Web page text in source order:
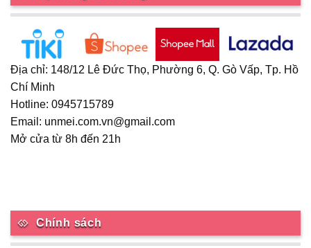
Địa chỉ: 148/12 Lê Đức Thọ, Phường 6, Q. Gò Vấp, Tp. Hồ
Chí Minh
Hotline: 0945715789
Email: unmei.com.vn@gmail.com
Mở cửa từ 8h đến 21h
Chính sách